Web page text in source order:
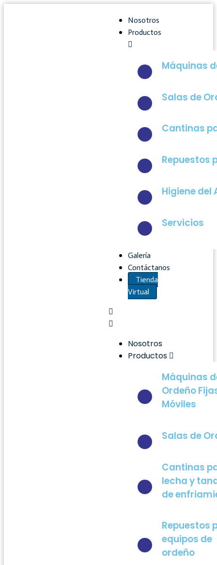
Nosotros
Productos
Máquinas
Salas de
Cantinas
Repuestos
Higiene del
Servicios
Galería
Contáctanos
Tienda
Virtual
Nosotros
Productos
Máquinas
Ordeño
Móviles
Salas de
Cantinas
lecha y
de
Repuestos
equipos de
ordeño